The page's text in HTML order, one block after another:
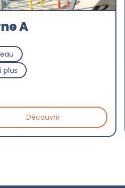
A
plus
Découvrir